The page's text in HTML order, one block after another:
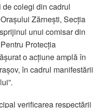
colegi din cadrul
Zărnești, Secția
unui comisar din
Protecţia
o acțiune amplă în
în cadrul manifestării
verificarea respectării